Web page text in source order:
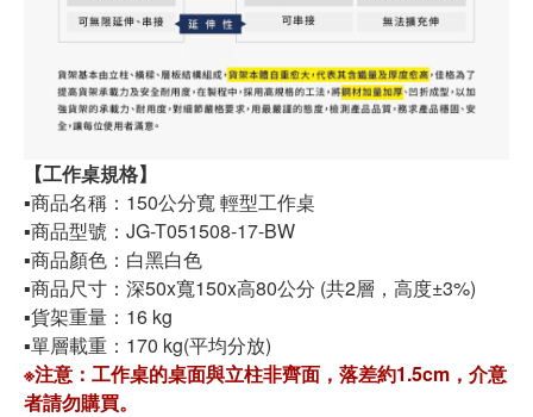
【工作桌規格】
▪️商品名稱：150公分寬 輕型工作桌
▪️商品型號：JG-T051508-17-BW
▪️商品顏色：白黑白色
▪️商品尺寸：深50x寬150x高80公分 (共2層，高度±3%)
▪️貨架重量：16 kg
▪️單層載重：170 kg(平均分放)
※注意：工作桌的桌面與立柱非齊面，落差約1.5cm，介意
者請勿購買。